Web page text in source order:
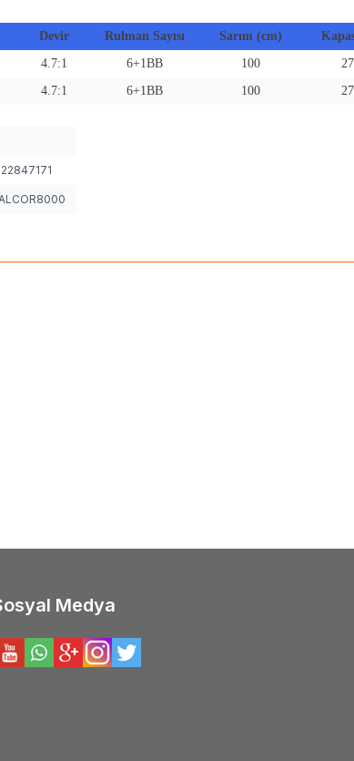
Devir Rulman Sayısı Sarım (cm)
4.7:1 6+1BB 100
4.7:1 6+1BB 100
Medya